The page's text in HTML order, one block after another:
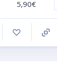
5,90€